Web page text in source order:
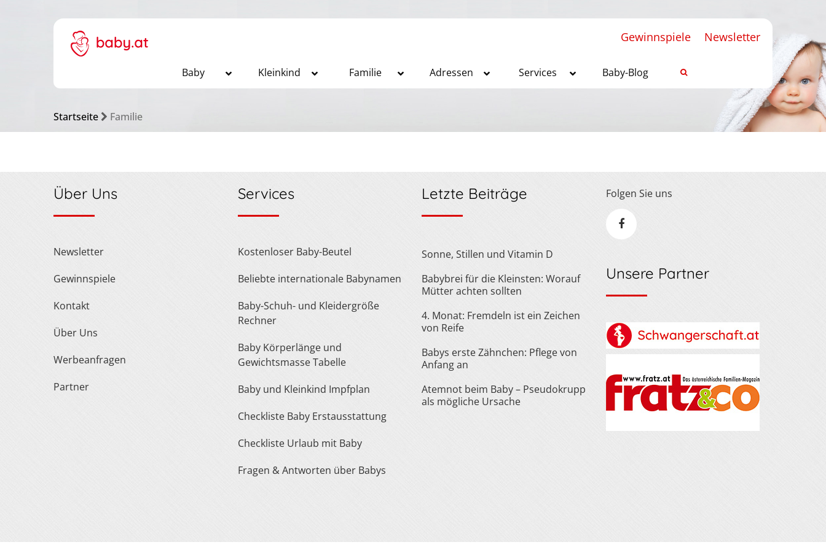
Gewinnspiele Newsletter
Baby Kleinkind Familie Adressen Services Baby-Blog
Startseite Familie
Über Uns
Newsletter
Gewinnspiele
Kontakt
Über Uns
Werbeanfragen
Partner
Services
Kostenloser Baby-Beutel
Beliebte internationale Babynamen
Baby-Schuh- und Kleidergröße
Rechner
Baby Körperlänge und
Gewichtsmasse Tabelle
Baby und Kleinkind Impfplan
Checkliste Baby Erstausstattung
Checkliste Urlaub mit Baby
Fragen & Antworten über Babys
Letzte Beiträge
Sonne, Stillen und Vitamin D
Babybrei für die Kleinsten: Worauf
Mütter achten sollten
4. Monat: Fremdeln ist ein Zeichen
von Reife
Babys erste Zähnchen: Pflege von
Anfang an
Atemnot beim Baby – Pseudokrupp
als mögliche Ursache
Folgen Sie uns
Unsere Partner